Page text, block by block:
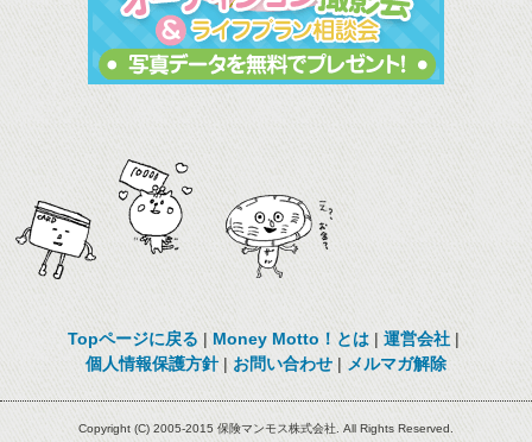
Topページに戻る |Money Motto！とは | 運営会社 |
個人情報保護方針|お問い合わせ | メルマガ解除
Copyright (C) 2005-2015 保険マンモス株式会社. All Rights Reserved.